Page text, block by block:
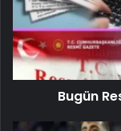
Bugün